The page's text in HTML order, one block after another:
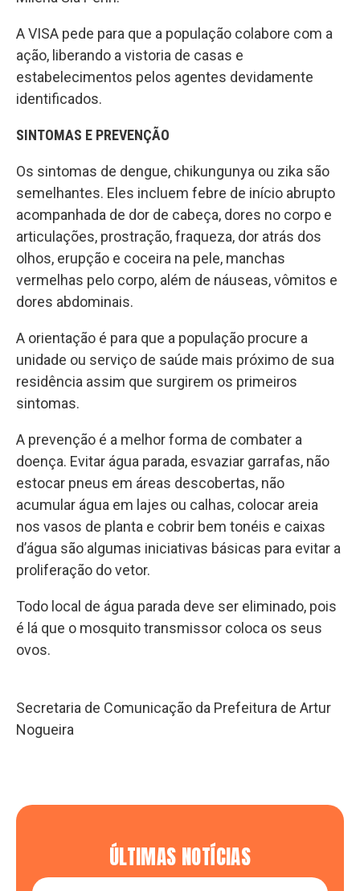
A VISA pede para que a população colabore com a
ação, liberando a vistoria de casas e
estabelecimentos pelos agentes devidamente
identificados.
SINTOMAS E PREVENÇÃO
Os sintomas de dengue, chikungunya ou zika são
semelhantes. Eles incluem febre de início abrupto
acompanhada de dor de cabeça, dores no corpo e
articulações, prostração, fraqueza, dor atrás dos
olhos, erupção e coceira na pele, manchas
vermelhas pelo corpo, além de náuseas, vômitos e
dores abdominais.
A orientação é para que a população procure a
unidade ou serviço de saúde mais próximo de sua
residência assim que surgirem os primeiros
sintomas.
A prevenção é a melhor forma de combater a
doença. Evitar água parada, esvaziar garrafas, não
estocar pneus em áreas descobertas, não
acumular água em lajes ou calhas, colocar areia
nos vasos de planta e cobrir bem tonéis e caixas
d’água são algumas iniciativas básicas para evitar a
proliferação do vetor.
Todo local de água parada deve ser eliminado, pois
é lá que o mosquito transmissor coloca os seus
ovos.
Secretaria de Comunicação da Prefeitura de Artur
Nogueira
ÚLTIMAS NOTÍCIAS